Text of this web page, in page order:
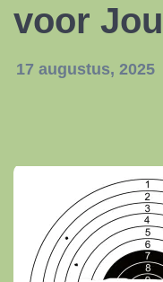
voor
17 augustus, 2025